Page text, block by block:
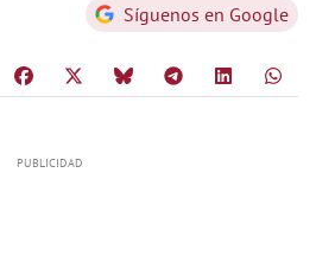
Síguenos en Google